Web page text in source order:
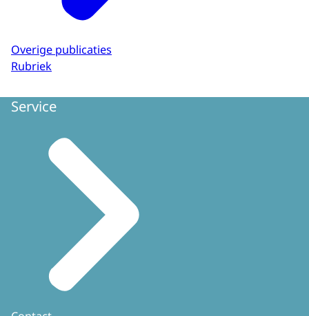
Overige publicaties
Rubriek
Service